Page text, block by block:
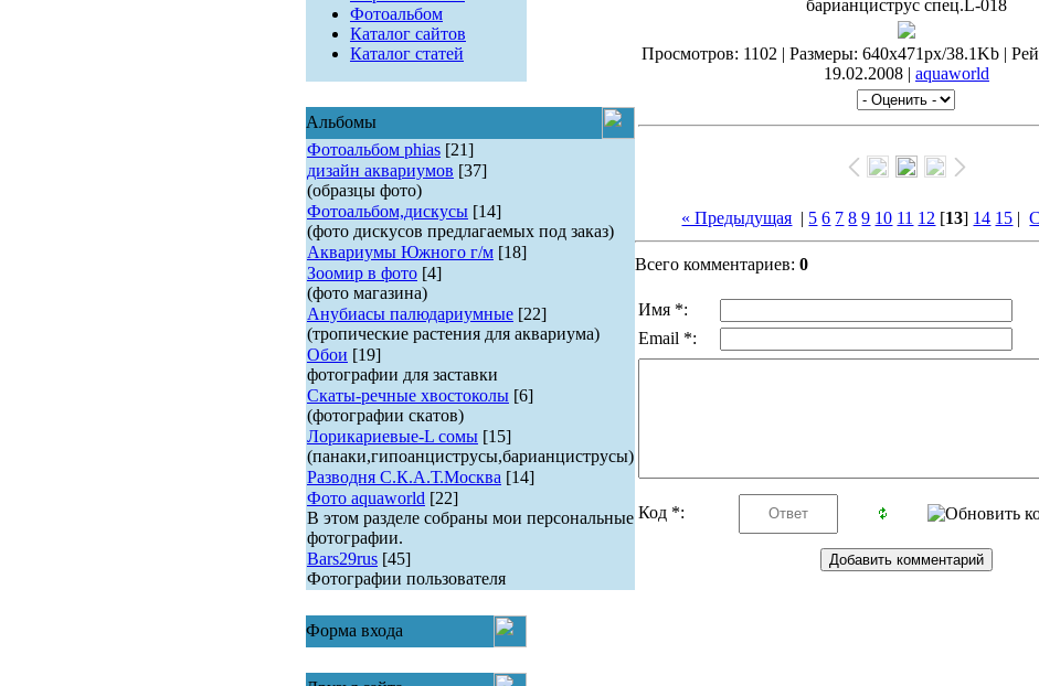
Фотоальбом
Каталог сайтов
Каталог статей
Альбомы
Фотоальбом phias [21]
дизайн аквариумов [37]
(образцы фото)
Фотоальбом,дискусы [14]
(фото дискусов предлагаемых под заказ)
Аквариумы Южного г/м [18]
Зоомир в фото [4]
(фото магазина)
Анубиасы палюдариумные [22]
(тропические растения для аквариума)
Обои [19]
фотографии для заставки
Скаты-речные хвостоколы [6]
(фотографии скатов)
Лорикариевые-L сомы [15]
(панаки,гипоанциструсы,барианциструсы)
Разводня С.К.А.Т.Москва [14]
Фото aquaworld [22]
В этом разделе собраны мои персональные
фотографии.
Bars29rus [45]
Фотографии пользователя
Форма входа
барианциструс спец.L-018
Просмотров: 1102 | Размеры: 640x471px/38.1Kb |
19.02.2008 | aquaworld
« Предыдущая | 5 6 7 8 9 10 11 12 [13] 14 15 |
Всего комментариев: 0
Имя *:
Email *:
Код *: